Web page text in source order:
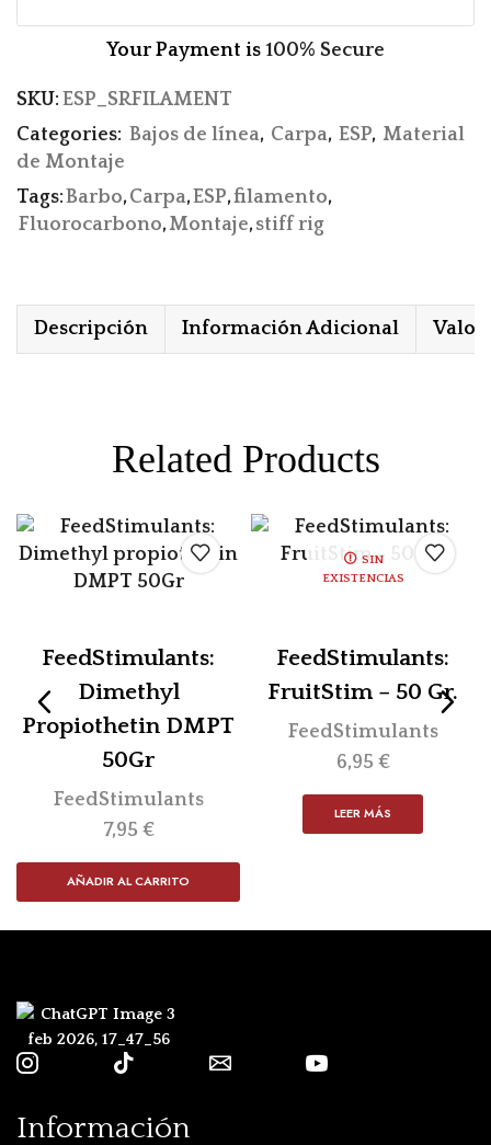
Your Payment is 100% Secure
SKU: ESP_SRFILAMENT
Categories: Bajos de línea, Carpa, ESP, Material
de Montaje
Tags:Barbo,Carpa,ESP,filamento,
Fluorocarbono,Montaje,stiff rig
Descripción Información Adicional
Related Products
FeedStimulants:
Dimethyl
Propiothetin DMPT
50Gr
FeedStimulants
7,95 €
AÑADIR AL CARRITO
SIN
EXISTENCIAS
FeedStimulants:
FruitStim – 50 Gr.
FeedStimulants
6,95 €
LEER MÁS
Información